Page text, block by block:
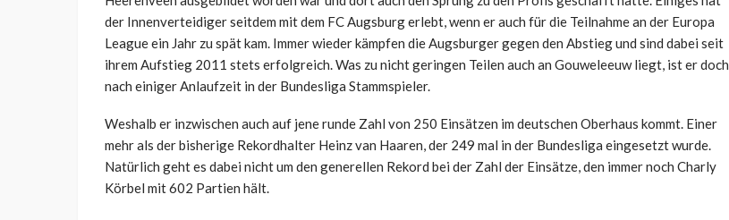
der Innenverteidiger seitdem mit dem FC Augsburg erlebt, wenn er auch für die Teilnahme an der Europa
League ein Jahr zu spät kam. Immer wieder kämpfen die Augsburger gegen den Abstieg und sind dabei seit
ihrem Aufstieg 2011 stets erfolgreich. Was zu nicht geringen Teilen auch an Gouweleeuw liegt, ist er doch
nach einiger Anlaufzeit in der Bundesliga Stammspieler.
Weshalb er inzwischen auch auf jene runde Zahl von 250 Einsätzen im deutschen Oberhaus kommt. Einer
mehr als der bisherige Rekordhalter Heinz van Haaren, der 249 mal in der Bundesliga eingesetzt wurde.
Natürlich geht es dabei nicht um den generellen Rekord bei der Zahl der Einsätze, den immer noch Charly
Körbel mit 602 Partien hält.